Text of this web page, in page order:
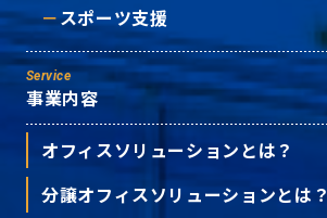
スポーツ支援
Service
事業内容
オフィスソリューションとは？
分譲オフィスソリューションとは？